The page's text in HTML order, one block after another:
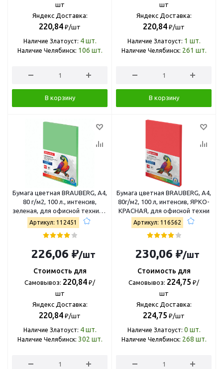
шт
Яндекс Доставка:
220,84 ₽/шт
Наличие Златоуст: 4 шт.
Наличие Челябинск: 106 шт.
В корзину
шт
Яндекс Доставка:
220,84 ₽/шт
Наличие Златоуст: 1 шт.
Наличие Челябинск: 261 шт.
В корзину
Бумага цветная BRAUBERG, А4,
80 г/м2, 100 л., интенсив,
зеленая, для офисной техники,
112451
Артикул: 112451
226,06 ₽/шт
Стоимость для
Самовывоз: 220,84 ₽/
шт
Яндекс Доставка:
220,84 ₽/шт
Наличие Златоуст: 4 шт.
Наличие Челябинск: 302 шт.
Бумага цветная BRAUBERG, А4,
80г/м2, 100 л, интенсив, ЯРКО-
КРАСНАЯ, для офисной техни
Артикул: 116562
230,06 ₽/шт
Стоимость для
Самовывоз: 224,75 ₽/
шт
Яндекс Доставка:
224,75 ₽/шт
Наличие Златоуст: 0 шт.
Наличие Челябинск: 268 шт.